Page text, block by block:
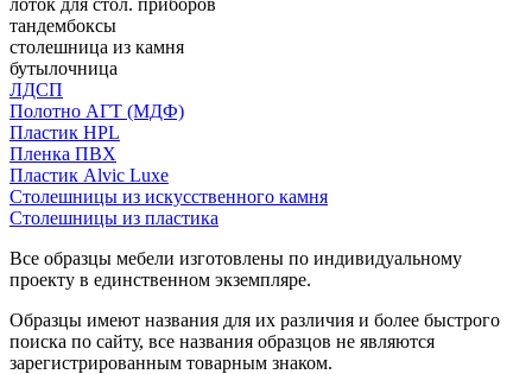
тандембоксы
столешница из камня
бутылочница
ЛДСП
Полотно АГТ (МДФ)
Пластик HPL
Пленка ПВХ
Пластик Alvic Luxe
Столешницы из искусственного камня
Столешницы из пластика
Все образцы мебели изготовлены по индивидуальному
проекту в единственном экземпляре.
Образцы имеют названия для их различия и более быстрого
поиска по сайту, все названия образцов не являются
зарегистрированным товарным знаком.